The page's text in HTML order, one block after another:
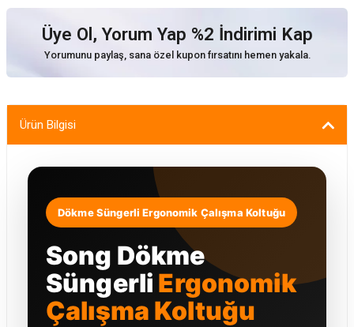
Üye Ol, Yorum Yap %2 İndirimi Kap
Yorumunu paylaş, sana özel kupon fırsatını hemen yakala.
Ürün Bilgisi
Dökme Süngerli Ergonomik Çalışma Koltuğu
Song Dökme
Süngerli Ergonomik
Çalışma Koltuğu